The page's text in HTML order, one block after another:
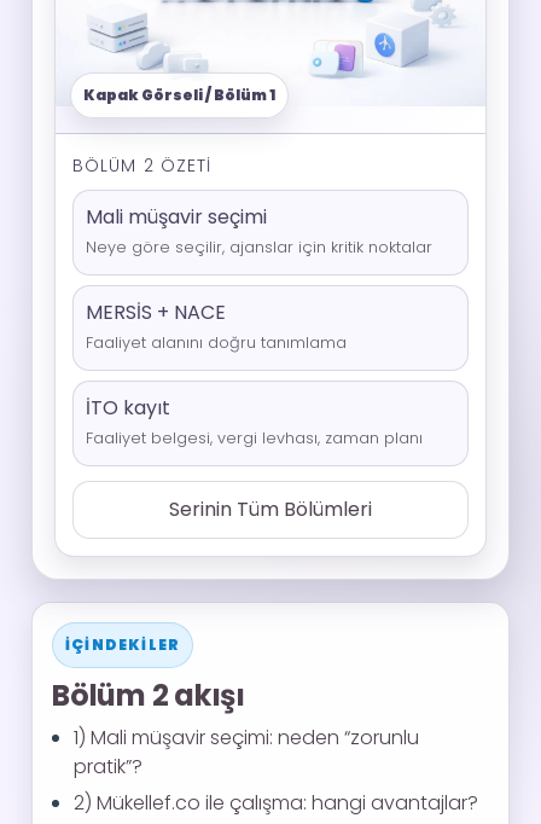
BÖLÜM 2 ÖZETI
Mali müşavir seçimi
Neye göre seçilir, ajanslar için kritik noktalar
MERSİS + NACE
Faaliyet alanını doğru tanımlama
İTO kayıt
Faaliyet belgesi, vergi levhası, zaman planı
Serinin Tüm Bölümleri
İÇINDEKILER
Bölüm 2 akışı
1) Mali müşavir seçimi: neden “zorunlu
pratik”?
2) Mükellef.co ile çalışma: hangi avantajlar?